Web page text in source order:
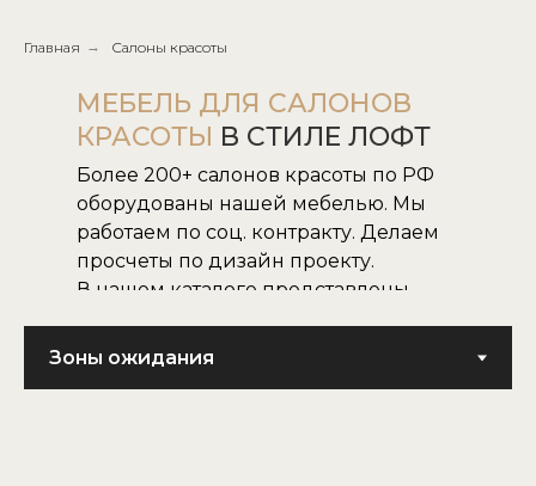
Главная → Салоны красоты
МЕБЕЛЬ ДЛЯ САЛОНОВ
КРАСОТЫ В СТИЛЕ ЛОФТ
Более 200+ салонов красоты по РФ
оборудованы нашей мебелью. Мы
работаем по соц. контракту. Делаем
просчеты по дизайн проекту.
В нашем каталоге представлены